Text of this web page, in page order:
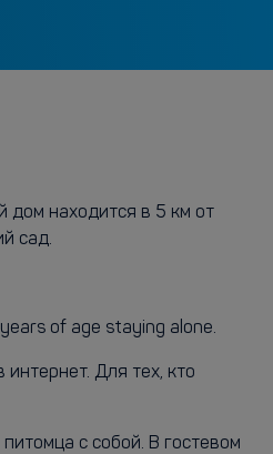
дом находится в 5 км от
сад.
of age staying alone.
Для тех, кто
с собой. В гостевом